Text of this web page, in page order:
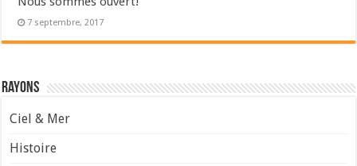
7 septembre, 2017
Rayons
Ciel & Mer
Histoire